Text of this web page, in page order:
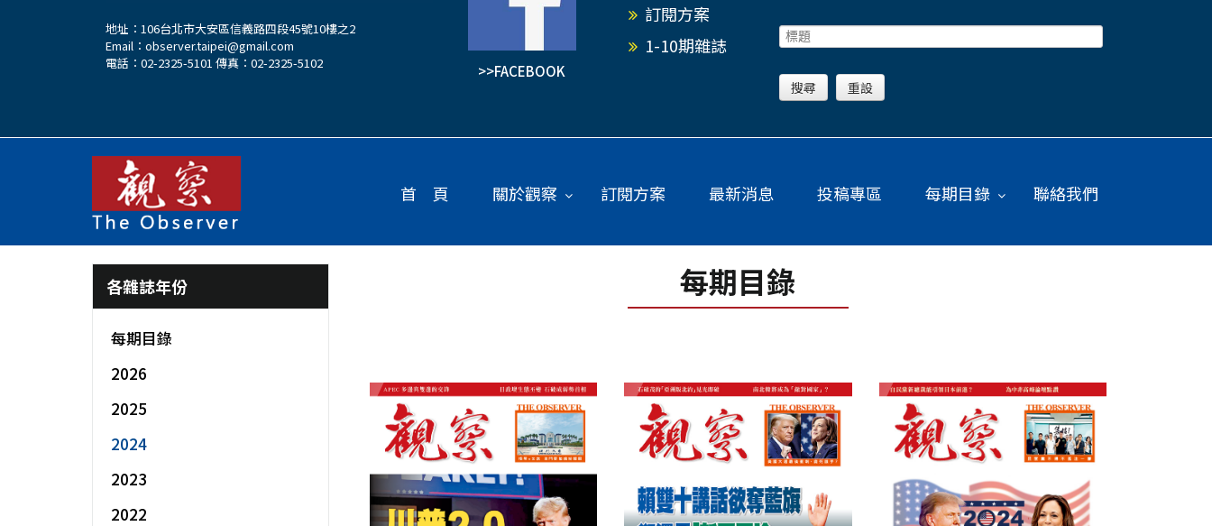
地址：106台北市大安區信義路四段45號10樓之2
Email： observer.taipei@gmail.com
電話：02-2325-5101 傳真：02-2325-5102
>>FACEBOOK
訂閱方案
1-10期雜誌
首 頁 關於觀察 訂閱方案 最新消息 投稿專區 每期目錄 聯絡我們
每期目錄
各雜誌年份
每期目錄
2026
2025
2024
2023
2022